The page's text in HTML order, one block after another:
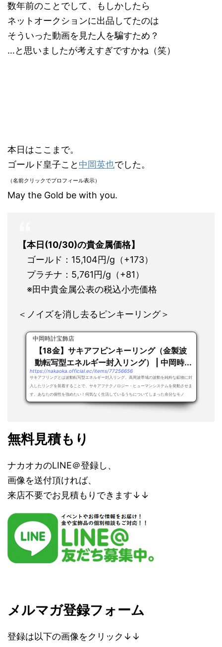
数年前のことでして、もしかしたら
ネットオークションに出品してたのは
そういった動画を見た人を騙すため？
…と思いましたが考えすぎですかね（笑）
本日はここまで。
ゴールド皇子こと 中岡英也でした。
（名前クリックでプロフィール表示）
May the Gold be with you.
【本日(10/30)の貴金属価格】
ゴールド：15,104円/g（+173）
プラチナ：5,761円/g（+81）
※田中貴金属公表の税込小売価格
＜ノイズを消し去るピンキーリング＞
中岡時計宝飾店
【18金】サキアフピンキーリング（金製波
動転写型エネルギー封入リング） | 中岡時...
https://nakaoka.official.ec/items/77256656
サキアフリングとは波動転写型エネルギー封入リング。高周波帯域の波動を純粋な鉱物に封
入したリングを装着することで、サキアフテクノロジー・ヒューマンシステムを発動させま
す。あなたの個性を強めたい！何気なく生活しているうちについてしまった余分なモノ
（ノ...
無料見積もり
ナカオカのLINE＠登録し、
画像を送付頂ければ、
来店不要でお見積もりできます↓↓
メルマガ登録フォーム
登録は以下の画像をクリック↓↓